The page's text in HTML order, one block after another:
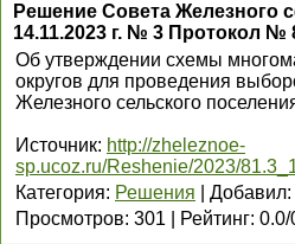
Решение Совета Железного
14.11.2023 г. № 3 Протокол №
Об утверждении схемы
округов для проведения
Железного сельского
Источник: http://zheleznoe-
sp.ucoz.ru/Reshenie/2023/
Категория: Решения Добавил:
Просмотров: 301 Рейтинг: 0.0/